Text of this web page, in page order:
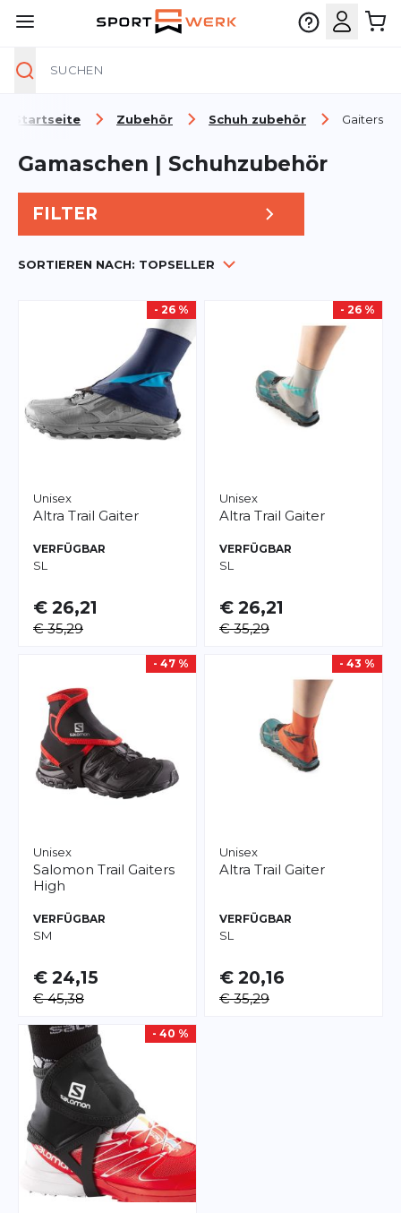
Startseite Zubehör Schuh zubehör Gaiters
Gamaschen | Schuhzubehör
FILTER
SORTIEREN NACH: TOPSELLER
- 26 %
Unisex
Altra Trail Gaiter
VERFÜGBAR
SL
€ 26,21
€ 35,29
- 26 %
Unisex
Altra Trail Gaiter
VERFÜGBAR
SL
€ 26,21
€ 35,29
- 47 %
Unisex
Salomon Trail Gaiters
High
VERFÜGBAR
SM
€ 24,15
€ 45,38
- 43 %
Unisex
Altra Trail Gaiter
VERFÜGBAR
SL
€ 20,16
€ 35,29
- 40 %